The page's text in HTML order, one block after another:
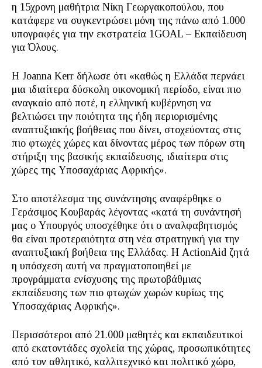
η 15χρονη μαθήτρια Νίκη Γεωργακοπούλου, που
κατάφερε να συγκεντρώσει μόνη της πάνω από 1.000
υπογραφές για την εκστρατεία 1GOAL – Εκπαίδευση
για Όλους.
Η Joanna Kerr δήλωσε ότι «καθώς η Ελλάδα περνάει
μια ιδιαίτερα δύσκολη οικονομική περίοδο, είναι πιο
αναγκαίο από ποτέ, η ελληνική κυβέρνηση να
βελτιώσει την ποιότητα της ήδη περιορισμένης
αναπτυξιακής βοήθειας που δίνει, στοχεύοντας στις
πιο φτωχές χώρες και δίνοντας μέρος των πόρων στη
στήριξη της βασικής εκπαίδευσης, ιδιαίτερα στις
χώρες της Υποσαχάριας Αφρικής».
Στο αποτέλεσμα της συνάντησης αναφέρθηκε ο
Γεράσιμος Κουβαράς λέγοντας «κατά τη συνάντησή
μας ο Υπουργός υποσχέθηκε ότι ο αναλφαβητισμός
θα είναι προτεραιότητα στη νέα στρατηγική για την
αναπτυξιακή βοήθεια της Ελλάδας. Η ActionAid ζητά
η υπόσχεση αυτή να πραγματοποιηθεί με
προγράμματα ενίσχυσης της πρωτοβάθμιας
εκπαίδευσης των πιο φτωχών χωρών κυρίως της
Υποσαχάριας Αφρικής».
Περισσότεροι από 21.000 μαθητές και εκπαιδευτικοί
από εκατοντάδες σχολεία της χώρας, προσωπικότητες
από τον αθλητικό, καλλιτεχνικό και πολιτικό χώρο,